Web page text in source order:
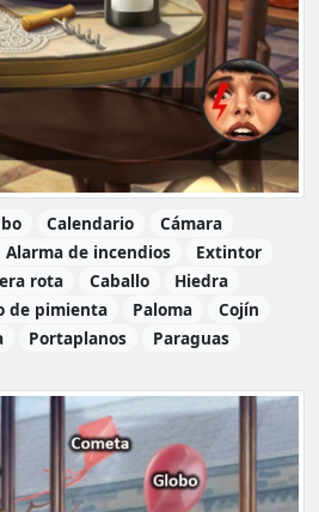
Calendario
Cámara
Alarma de incendios
Extintor
rota Caballo
Hiedra
de pimienta Paloma
Cojín
Portaplanos
Paraguas